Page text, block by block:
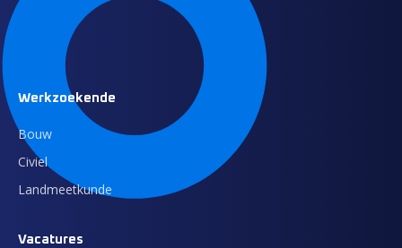
Werkzoekende
Bouw
Civiel
Landmeetkunde
Vacatures